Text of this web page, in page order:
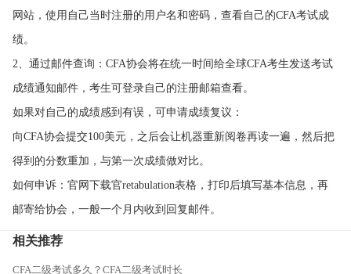
网站，使用自己当时注册的用户名和密码，查看自己的CFA考试成
绩。
2、通过邮件查询：CFA协会将在统一时间给全球CFA考生发送考试
成绩通知邮件，考生可登录自己的注册邮箱查看。
如果对自己的成绩感到有误，可申请成绩复议：
向CFA协会提交100美元，之后会让机器重新阅卷再读一遍，然后把
得到的分数重加，与第一次成绩做对比。
如何申诉：官网下载官retabulation表格，打印后填写基本信息，再
邮寄给协会，一般一个月内收到回复邮件。
相关推荐
CFA二级考试多久？CFA二级考试时长